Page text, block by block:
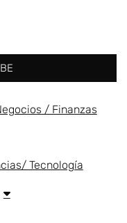
/ Finanzas
Tecnología